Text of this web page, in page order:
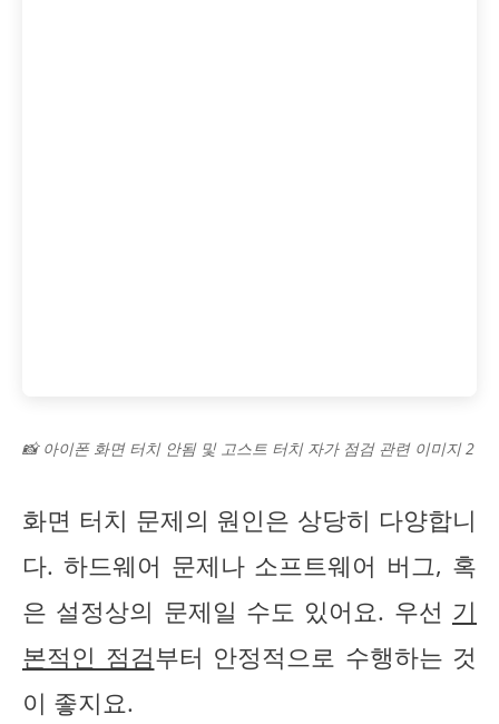
📸 아이폰 화면 터치 안됨 및 고스트 터치 자가 점검 관련 이미지 2
화면 터치 문제의 원인은 상당히 다양합니
다. 하드웨어 문제나 소프트웨어 버그, 혹
은 설정상의 문제일 수도 있어요. 우선 기
본적인 점검부터 안정적으로 수행하는 것
이 좋지요.